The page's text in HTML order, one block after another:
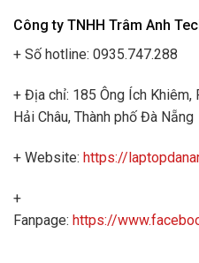
Công ty TNHH Trâm Anh
+ Số hotline: 0935.747.288
+ Địa chỉ: 185 Ông Ích Khiêm,
Hải Châu, Thành phố Đà Nẵng
+ Website: https://
+
Fanpage: https://